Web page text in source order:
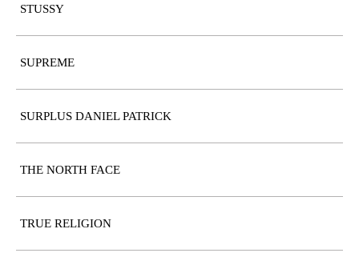
STUSSY
SUPREME
SURPLUS DANIEL PATRICK
THE NORTH FACE
TRUE RELIGION